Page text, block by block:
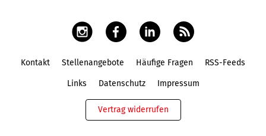
Kontakt Stellenangebote Häufige Fragen RSS-Feeds
Links Datenschutz Impressum
Vertrag widerrufen